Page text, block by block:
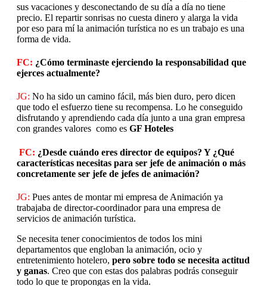
sus vacaciones y desconectando de su día a día no tiene
precio. El repartir sonrisas no cuesta dinero y alarga la vida
por eso para mí la animación turística no es un trabajo es una
forma de vida.
FC: ¿Cómo terminaste ejerciendo la responsabilidad que
ejerces actualmente?
JG: No ha sido un camino fácil, más bien duro, pero dicen
que todo el esfuerzo tiene su recompensa. Lo he conseguido
disfrutando y aprendiendo cada día junto a una gran empresa
con grandes valores como es GF Hoteles
FC: ¿Desde cuándo eres director de equipos? Y ¿Qué
características necesitas para ser jefe de animación o más
concretamente ser jefe de jefes de animación?
JG: Pues antes de montar mi empresa de Animación ya
trabajaba de director-coordinador para una empresa de
servicios de animación turística.
Se necesita tener conocimientos de todos los mini
departamentos que engloban la animación, ocio y
entretenimiento hotelero, pero sobre todo se necesita actitud
y ganas. Creo que con estas dos palabras podrás conseguir
todo lo que te propongas en la vida.